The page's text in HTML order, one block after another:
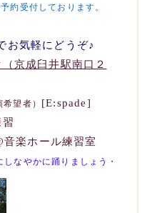
約受付しております。
お気軽にどうぞ♪
京成臼井駅南口２
望者） [E:spade]
楽ホール練習室
なやかに踊りましょう・